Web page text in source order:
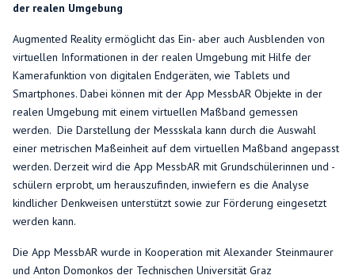
der realen Umgebung
Augmented Reality ermöglicht das Ein- aber auch Ausblenden von
virtuellen Informationen in der realen Umgebung mit Hilfe der
Kamerafunktion von digitalen Endgeräten, wie Tablets und
Smartphones. Dabei können mit der App MessbAR Objekte in der
realen Umgebung mit einem virtuellen Maßband gemessen
werden. Die Darstellung der Messskala kann durch die Auswahl
einer metrischen Maßeinheit auf dem virtuellen Maßband angepasst
werden. Derzeit wird die App MessbAR mit Grundschülerinnen und -
schülern erprobt, um herauszufinden, inwiefern es die Analyse
kindlicher Denkweisen unterstützt sowie zur Förderung eingesetzt
werden kann.
Die App MessbAR wurde in Kooperation mit Alexander Steinmaurer
und Anton Domonkos der Technischen Universität Graz